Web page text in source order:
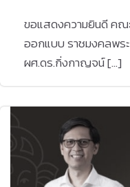
ขอแสดงความยินดี คณ
ออกแบบ ราชมงคลพร
ผศ.ดร.กิ่งกาญจน์ […]